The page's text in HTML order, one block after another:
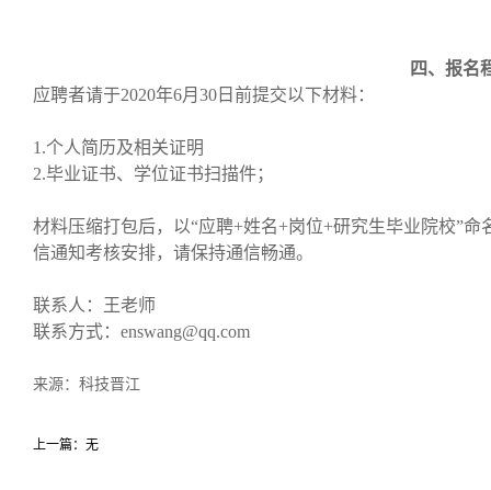
四、报名
应聘者请于2020年6月30日前提交以下材料：
1.个人简历及相关证明
2.毕业证书、学位证书扫描件；
材料压缩打包后，以“应聘+姓名+岗位+研究生毕业院校”命
信通知考核安排，请保持通信畅通。
联系人：王老师
联系方式：enswang@qq.com
来源：科技晋江
上一篇：无